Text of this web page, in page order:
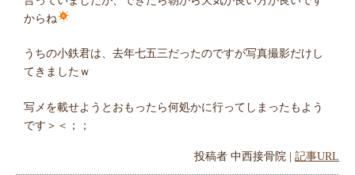
からね
うちの小鉄君は、去年七五三だったのですが写真撮影だけし
てきましたｗ
写メを載せようとおもったら何処かに行ってしまったもよう
です＞＜；；
投稿者 中西接骨院 | 記事URL